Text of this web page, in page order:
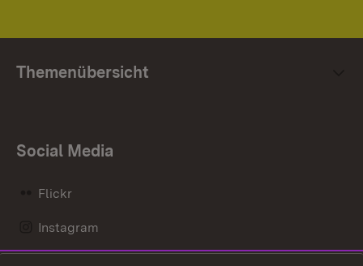
Themenübersicht
Social Media
Flickr
Instagram